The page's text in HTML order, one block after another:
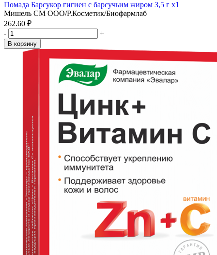
Помада Барсукор гигиен с барсучьим жиром 3,5 г x1
Мишель СМ ООО/Р.Косметик/Биофармлаб
262.60 ₽
-
+
В корзину